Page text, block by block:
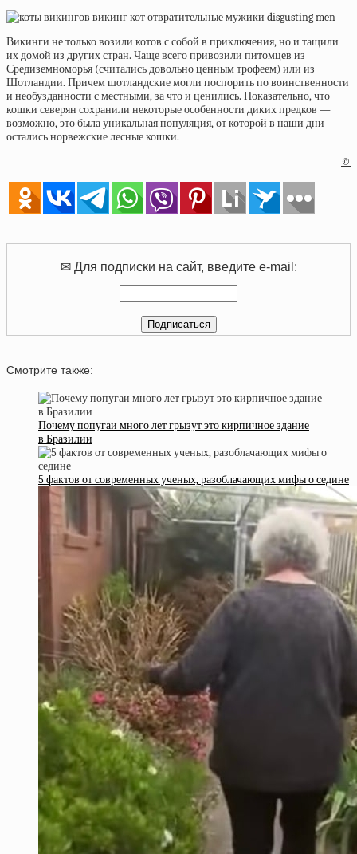
Викинги не только возили котов с собой в приключения, но и тащили
их домой из других стран. Чаще всего привозили питомцев из
Средиземноморья (считались довольно ценным трофеем) или из
Шотландии. Причем шотландские могли поспорить по воинственности
и необузданности с местными, за что и ценились. Показательно, что
кошки северян сохранили некоторые особенности диких предков —
возможно, это была уникальная популяция, от которой в наши дни
осталисьнорвежские лесные кошки.
©
✉ Для подписки на сайт, введите e-mail:
Смотрите также:
Почему попугаи много лет грызут это кирпичное здание
в Бразилии
5 фактов от современных ученых, разоблачающих мифы о седине